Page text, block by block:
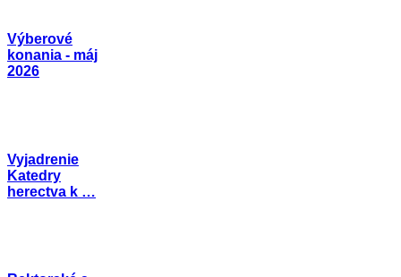
Výberové
konania - máj
2026
Vyjadrenie
Katedry
herectva k …